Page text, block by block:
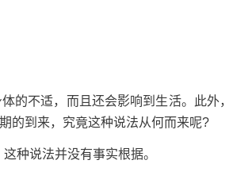
不适，而且还会影响到生活。此外，
的到来，究竟这种说法从何而来呢?
种说法并没有事实根据。